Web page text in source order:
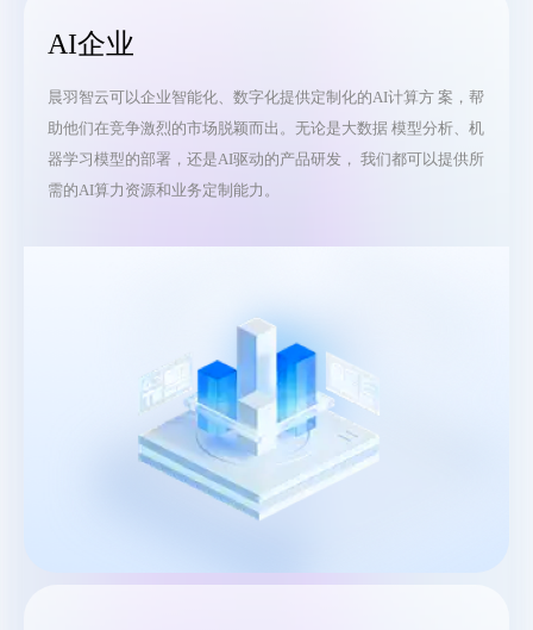
AI企业
晨羽智云可以企业智能化、数字化提供定制化的AI计算方 案，帮
助他们在竞争激烈的市场脱颖而出。无论是大数据 模型分析、机
器学习模型的部署，还是AI驱动的产品研发， 我们都可以提供所
需的AI算力资源和业务定制能力。